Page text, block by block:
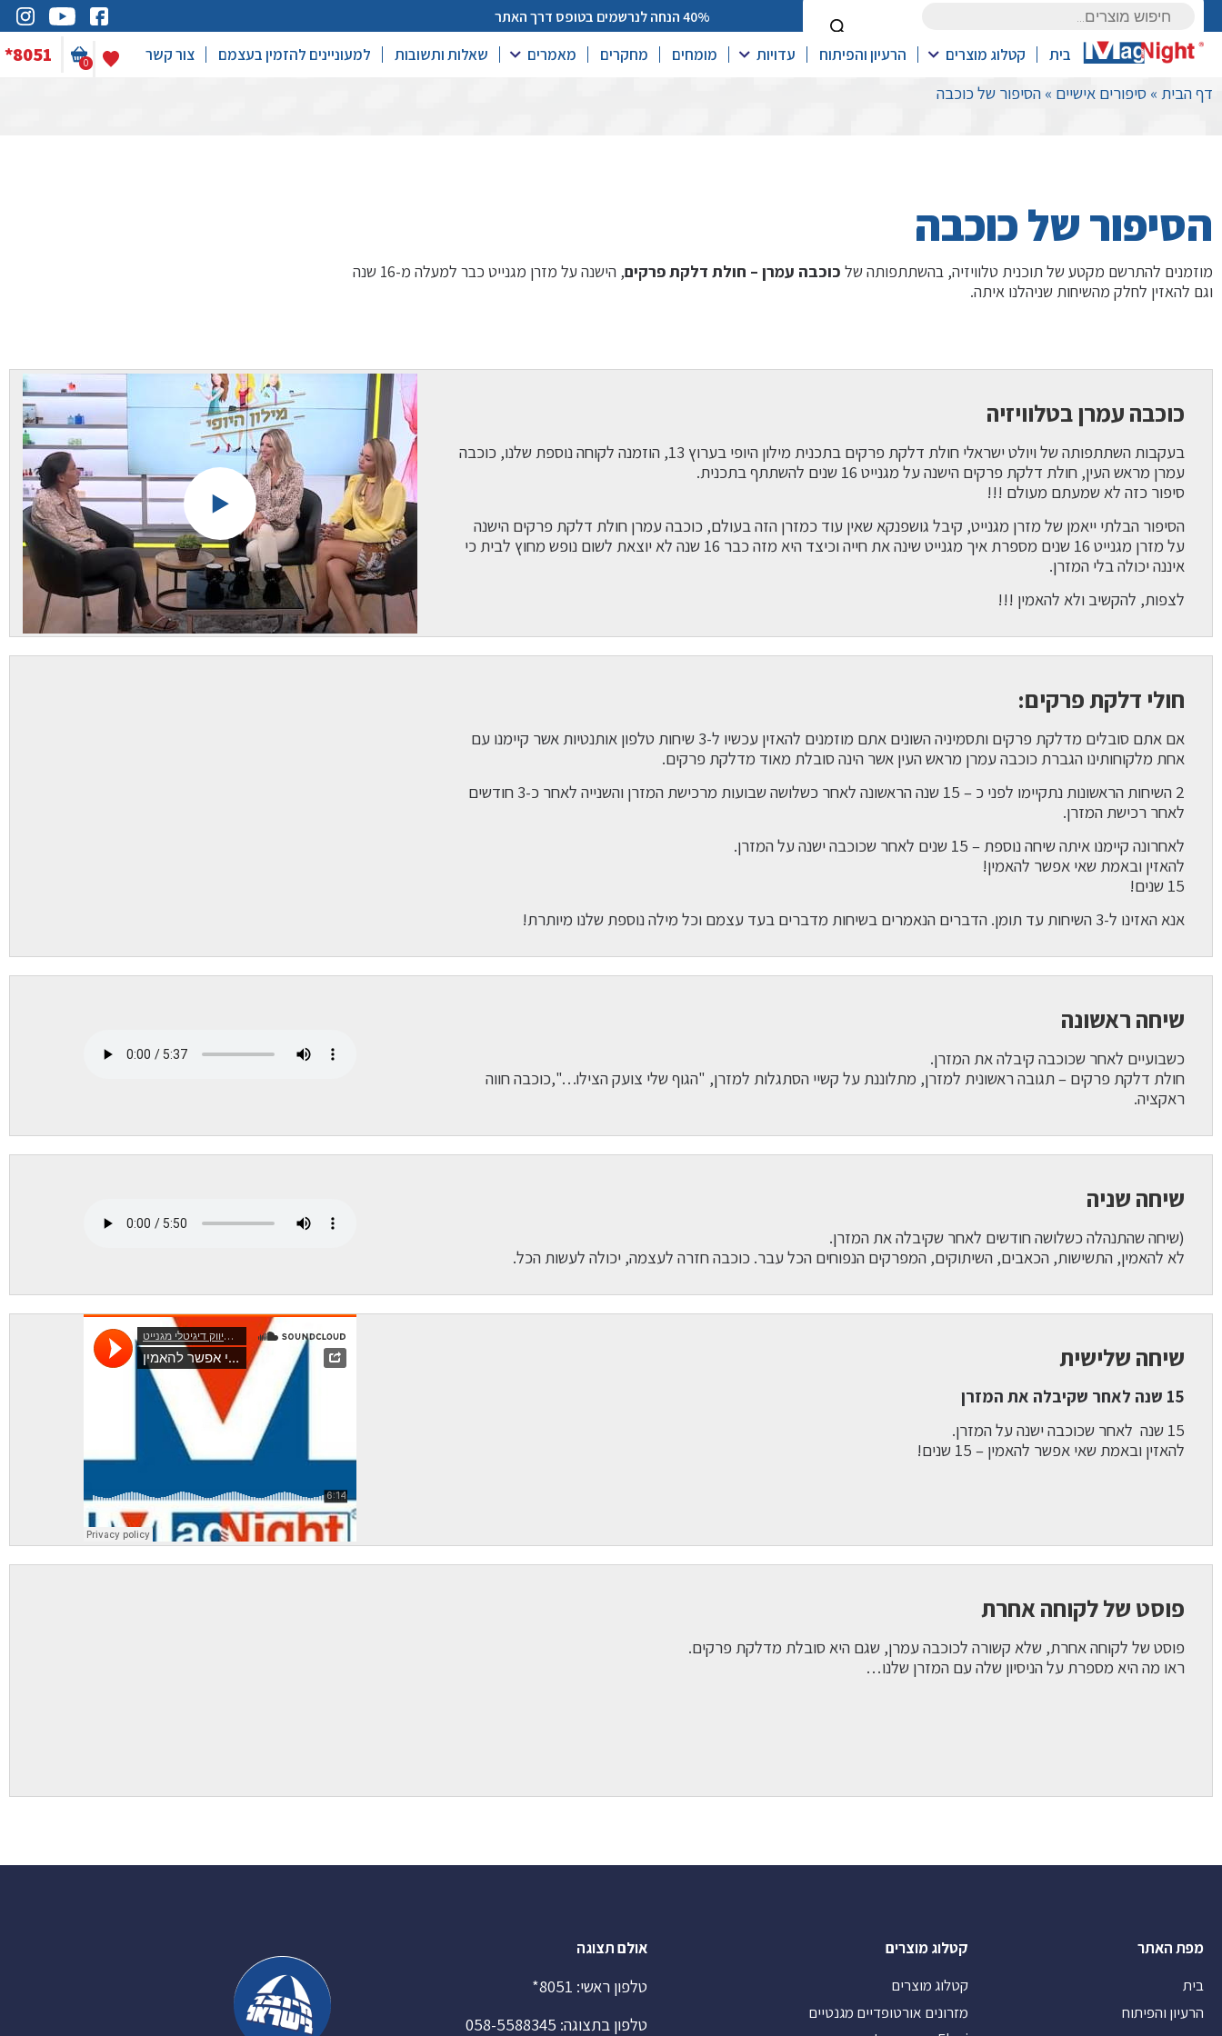
Products
search 40% הנחה לנרשמים בטופס דרך האתר
בית קטלוג מוצרים הרעיון והפיתוח עדויות מומחים מחקרים מאמרים שאלות ותשובות למעוניינים להזמין בעצמם צור קשר 0
*8051 סיפורים אישיים
דף הבית » סיפורים אישיים » הסיפור של כוכבה
הסיפור של כוכבה
מוזמנים להתרשם מקטע של תוכנית טלוויזיה, בהשתתפותה של כוכבה עמרן – חולת דלקת פרקים, הישנה על מזרן מגנייט כבר למעלה מ-16 שנה
וגם להאזין לחלק מהשיחות שניהלנו איתה.
כוכבה עמרן בטלוויזיה
בעקבות השתתפותה של ויולט ישראלי חולת דלקת פרקים בתכנית מילון היופי בערוץ 13, הוזמנה לקוחה נוספת שלנו, כוכבה
עמרן מראש העין, חולת דלקת פרקים הישנה על מגנייט 16 שנים להשתתף בתכנית.
סיפור כזה לא שמעתם מעולם !!!
הסיפור הבלתי ייאמן של מזרן מגנייט, קיבל גושפנקא שאין עוד כמזרן הזה בעולם, כוכבה עמרן חולת דלקת פרקים הישנה
על מזרן מגנייט 16 שנים מספרת איך מגנייט שינה את חייה וכיצד היא מזה כבר 16 שנה לא יוצאת לשום נופש מחוץ לבית כי
איננה יכולה בלי המזרן.
לצפות, להקשיב ולא להאמין !!!
חולי דלקת פרקים:
אם אתם סובלים מדלקת פרקים ותסמיניה השונים אתם מוזמנים להאזין עכשיו ל-3 שיחות טלפון אותנטיות אשר קיימנו עם
אחת מלקוחותינו הגברת כוכבה עמרן מראש העין אשר הינה סובלת מאוד מדלקת פרקים.
2 השיחות הראשונות נתקיימו לפני כ – 15 שנה הראשונה לאחר כשלושה שבועות מרכישת המזרן והשנייה לאחר כ-3 חודשים
לאחר רכישת המזרן.
לאחרונה קיימנו איתה שיחה נוספת – 15 שנים לאחר שכוכבה ישנה על המזרן.
להאזין ובאמת שאי אפשר להאמין!
15 שנים!
אנא האזינו ל-3 השיחות עד תומן. הדברים הנאמרים בשיחות מדברים בעד עצמם וכל מילה נוספת שלנו מיותרת!
שיחה ראשונה
כשבועיים לאחר שכוכבה קיבלה את המזרן.
חולת דלקת פרקים – תגובה ראשונית למזרן, מתלוננת על קשיי הסתגלות למזרן, "הגוף שלי צועק הצילו…",כוכבה חווה
ראקציה.
שיחה שניה
(שיחה שהתנהלה כשלושה חודשים לאחר שקיבלה את המזרן.
לא להאמין, התשישות, הכאבים, השיתוקים, המפרקים הנפוחים הכל עבר. כוכבה חזרה לעצמה, יכולה לעשות הכל.
שיחה שלישית
15 שנה לאחר שקיבלה את המזרן
15 שנה לאחר שכוכבה ישנה על המזרן.
להאזין ובאמת שאי אפשר להאמין – 15 שנים!
פוסט של לקוחה אחרת
פוסט של לקוחה אחרת, שלא קשורה לכוכבה עמרן, שגם היא סובלת מדלקת פרקים.
ראו מה היא מספרת על הניסיון שלה עם המזרן שלנו…
מפת האתר
בית
הרעיון והפיתוח
קטלוג מוצרים
קטלוג מוצרים
מזרונים אורטופדיים מגנטיים
אולם תצוגה
טלפון ראשי: 8051*
טלפון בתצוגה: 058-5588345